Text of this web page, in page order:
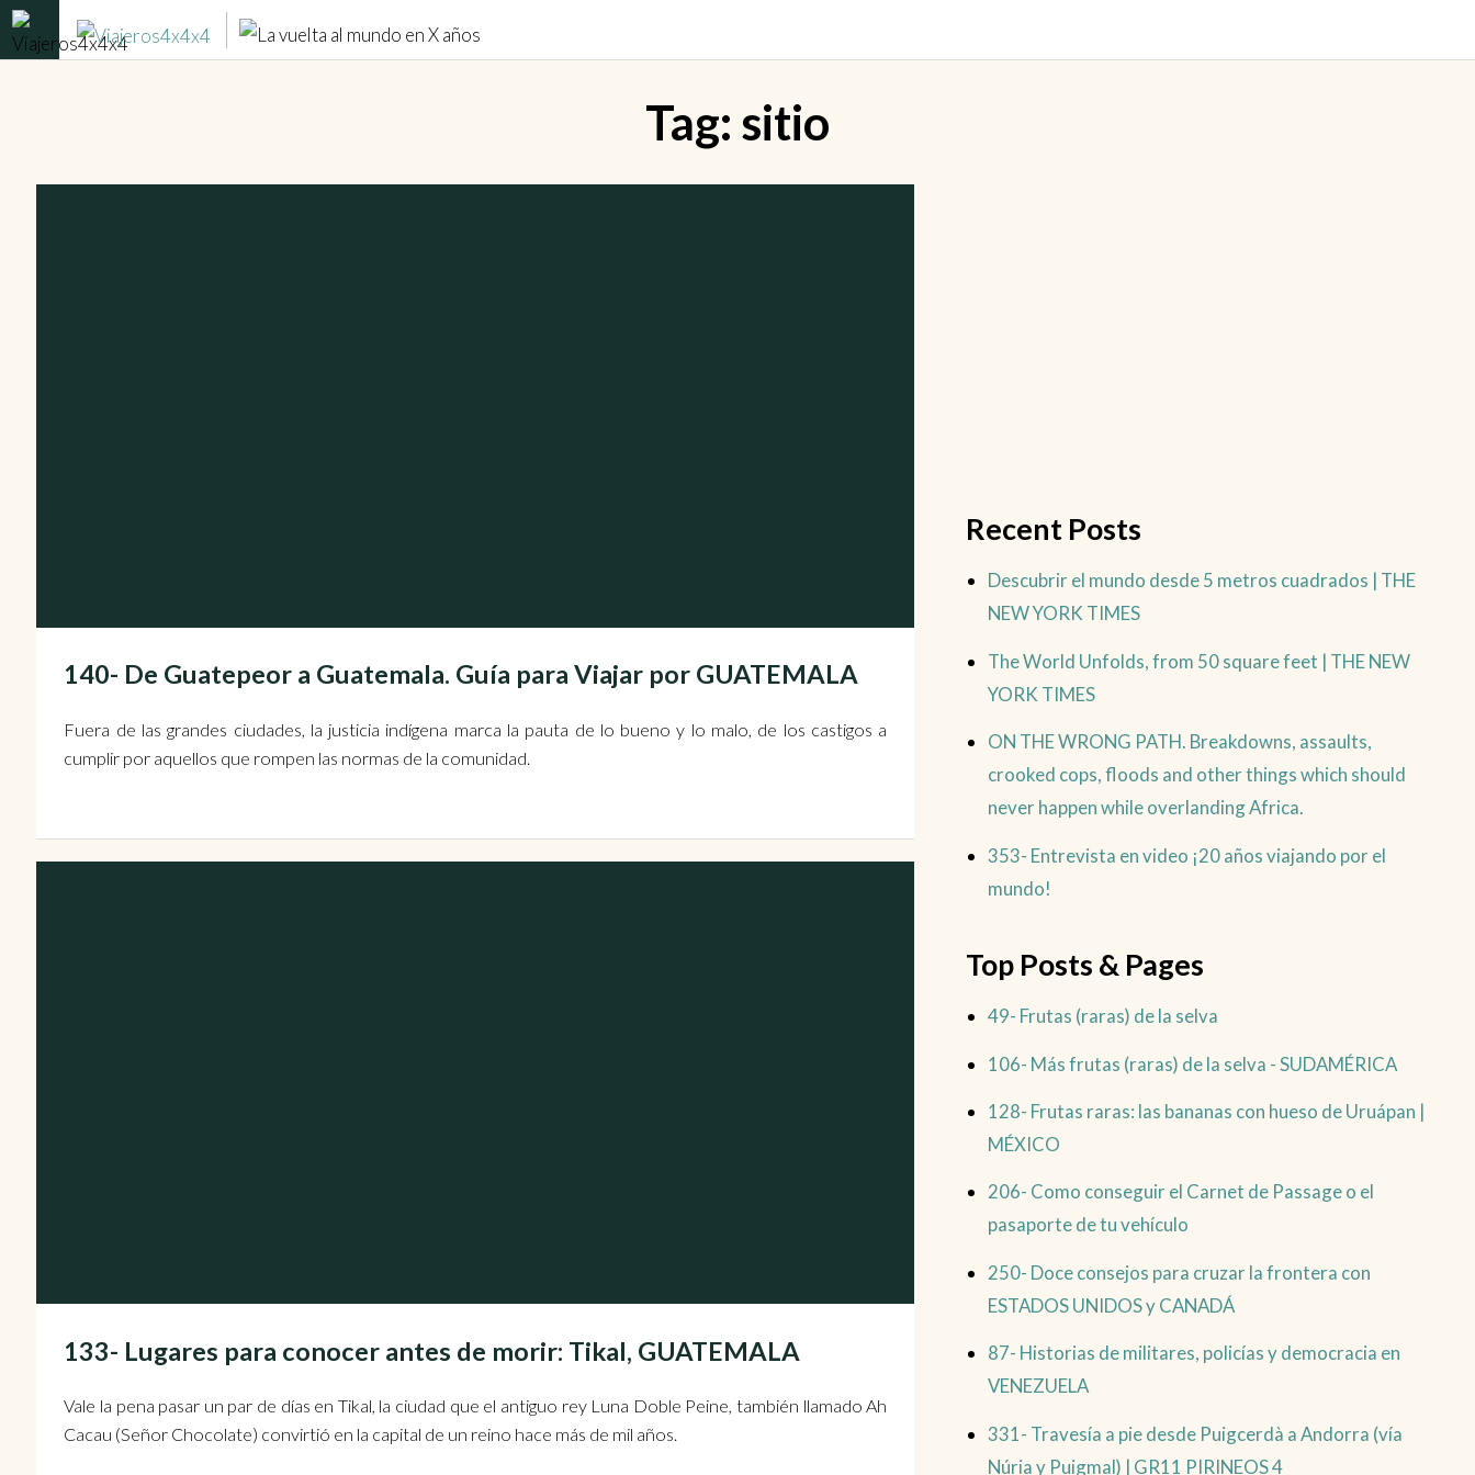
Tag: sitio
140- De Guatepeor a Guatemala. Guía para Viajar por GUATEMALA
Fuera de las grandes ciudades, la justicia indígena marca la pauta de lo bueno y lo malo, de los castigos a
cumplir por aquellos que rompen las normas de la comunidad.
133- Lugares para conocer antes de morir: Tikal, GUATEMALA
Vale la pena pasar un par de días en Tikal, la ciudad que el antiguo rey Luna Doble Peine, también llamado Ah
Cacau (Señor Chocolate) convirtió en la capital de un reino hace más de mil años.
Recent Posts
Descubrir el mundo desde 5 metros cuadrados | THE
NEW YORK TIMES
The World Unfolds, from 50 square feet | THE NEW
YORK TIMES
ON THE WRONG PATH. Breakdowns, assaults,
crooked cops, floods and other things which should
never happen while overlanding Africa.
353- Entrevista en video ¡20 años viajando por el
mundo!
Top Posts & Pages
49- Frutas (raras) de la selva
106- Más frutas (raras) de la selva - SUDAMÉRICA
128- Frutas raras: las bananas con hueso de Uruápan |
MÉXICO
206- Como conseguir el Carnet de Passage o el
pasaporte de tu vehículo
250- Doce consejos para cruzar la frontera con
ESTADOS UNIDOS y CANADÁ
87- Historias de militares, policías y democracia en
VENEZUELA
331- Travesía a pie desde Puigcerdà a Andorra (vía
Núria y Puigmal) | GR11 PIRINEOS 4